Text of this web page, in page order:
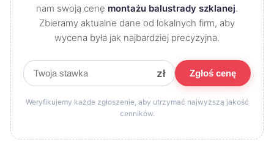
nam swoją cenę montażu balustrady szklanej.
Zbieramy aktualne dane od lokalnych firm, aby
wycena była jak najbardziej precyzyjna.
zł Zgłoś cenę
Weryfikujemy każde zgłoszenie, aby utrzymać najwyższą jakość
cenników.